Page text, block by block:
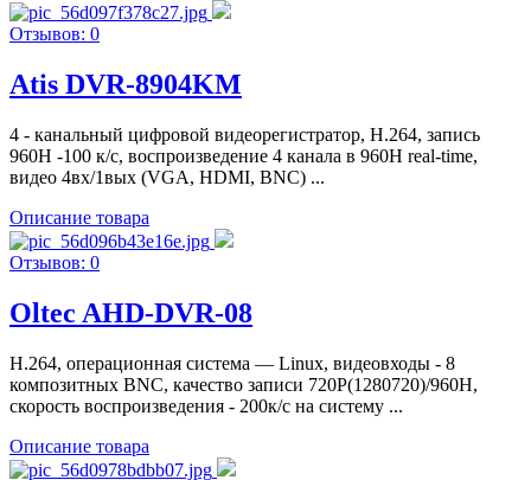
Отзывов: 0
Atis DVR-8904KM
4 - канальный цифровой видеорегистратор, Н.264, запись
960H -100 к/с, воспроизведение 4 канала в 960H real-timе,
видео 4вх/1вых (VGA, HDMI, BNC) ...
Описание товара
Отзывов: 0
Oltec AHD-DVR-08
H.264, операционная система — Linux, видеовходы - 8
композитных BNC, качество записи 720P(1280720)/960Н,
скорость воспроизведения - 200к/с на систему ...
Описание товара